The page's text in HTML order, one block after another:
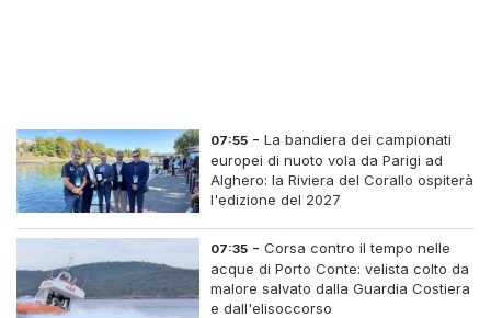
07:55 -La bandiera dei campionati
europei di nuoto vola da Parigi ad
Alghero: la Riviera del Corallo ospiterà
l'edizione del 2027
07:35 -Corsa contro il tempo nelle
acque di Porto Conte: velista colto da
malore salvato dalla Guardia Costiera
e dall'elisoccorso